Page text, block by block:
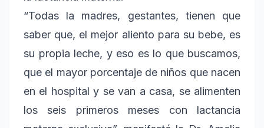
“Todas la madres, gestantes, tienen que
saber que, el mejor aliento para su bebe, es
su propia leche, y eso es lo que buscamos,
que el mayor porcentaje de niños que nacen
en el hospital y se van a casa, se alimenten
los seis primeros meses con lactancia